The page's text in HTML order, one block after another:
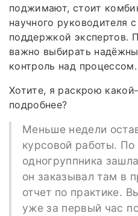
поджимают, стоит
научного руководителя
поддержкой экспертов.
важно выбирать
контроль над процессом.
Хотите, я раскрою
подробнее?
Меньше недели
курсовой работы. По
одногруппника
он заказывал там в
отчет по практике.
уже за первый час